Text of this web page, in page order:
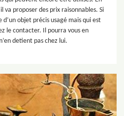
va proposer des prix raisonnables. Si
d’un objet précis usagé mais qui est
le contacter. Il pourra vous en
detient pas chez lui.